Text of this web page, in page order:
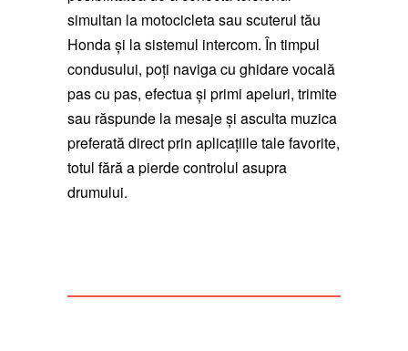
simultan la motocicleta sau scuterul tău
Honda și la sistemul intercom. În timpul
condusului, poți naviga cu ghidare vocală
pas cu pas, efectua și primi apeluri, trimite
sau răspunde la mesaje și asculta muzica
preferată direct prin aplicațiile tale favorite,
totul fără a pierde controlul asupra
drumului.